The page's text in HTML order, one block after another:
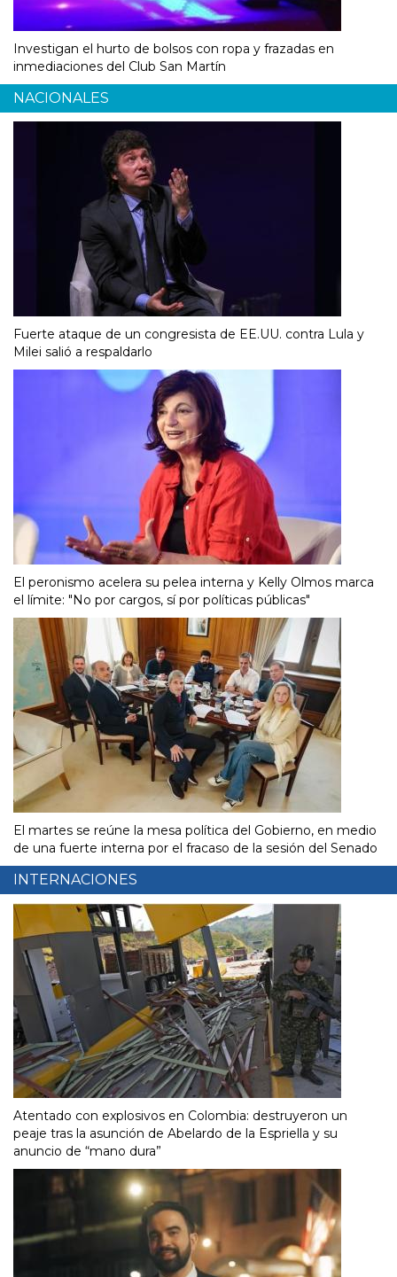
Investigan el hurto de bolsos con ropa y frazadas en
inmediaciones del Club San Martín
NACIONALES
Fuerte ataque de un congresista de EE.UU. contra Lula y
Milei salió a respaldarlo
El peronismo acelera su pelea interna y Kelly Olmos marca
el límite: "No por cargos, sí por políticas públicas"
El martes se reúne la mesa política del Gobierno, en medio
de una fuerte interna por el fracaso de la sesión del Senado
INTERNACIONES
Atentado con explosivos en Colombia: destruyeron un
peaje tras la asunción de Abelardo de la Espriella y su
anuncio de “mano dura”